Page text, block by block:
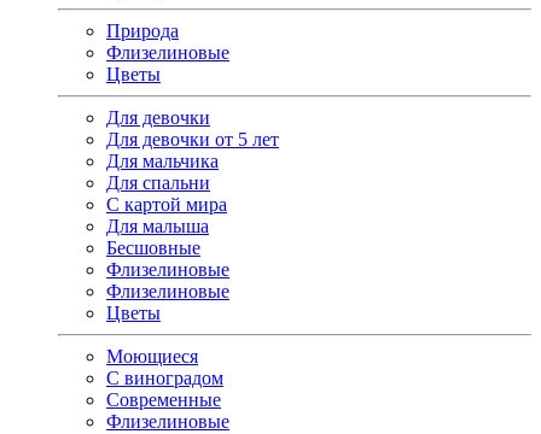
Природа
Флизелиновые
Цветы
Для девочки
Для девочки от 5 лет
Для мальчика
Для спальни
С картой мира
Для малыша
Бесшовные
Флизелиновые
Флизелиновые
Цветы
Моющиеся
С виноградом
Современные
Флизелиновые